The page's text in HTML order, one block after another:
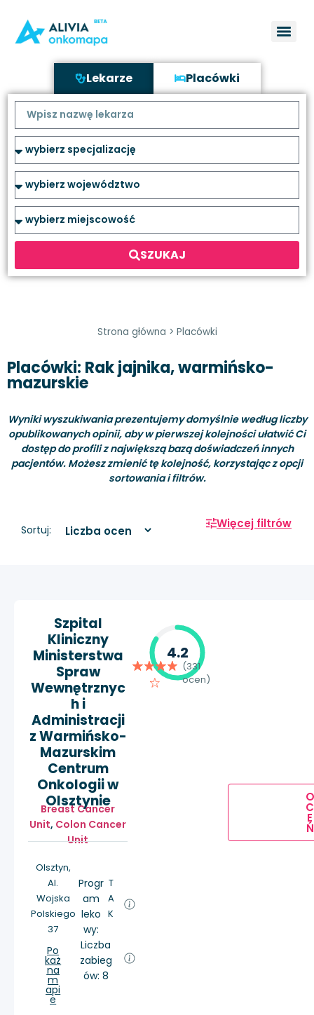
Lekarze Placówki
SZUKAJ
Strona główna > Placówki
Placówki: Rak jajnika, warmińsko-
mazurskie
Wyniki wyszukiwania prezentujemy domyślnie według liczby
opublikowanych opinii, aby w pierwszej kolejności ułatwić Ci
dostęp do profili z największą bazą doświadczeń innych
pacjentów. Możesz zmienić tę kolejność, korzystając z opcji
sortowania i filtrów.
Sortuj: Więcej filtrów
Szpital
Kliniczny
Ministerstwa
Spraw
Wewnętrznyc
h i
Administracji
z Warmińsko-
Mazurskim
Centrum
Onkologii w
Olsztynie
Breast Cancer
Unit, Colon Cancer
Unit
Olsztyn,
Al.
Wojska
Polskiego
37
Po
każ
na
m
api
e
Progr
am
leko
wy:
T
A
K
Liczba
zabieg
ów: 8
4.2
(331
ocen)
O
C
E
Ń